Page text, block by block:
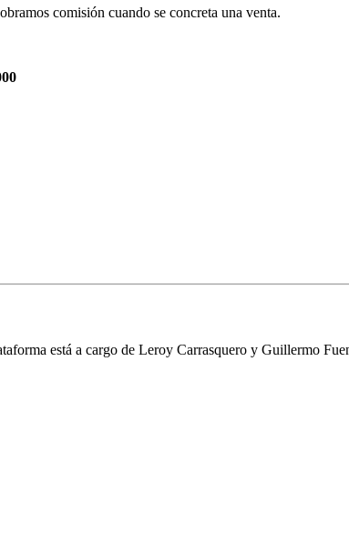
comisión cuando se concreta una venta.
está a cargo de Leroy Carrasquero y Guillermo